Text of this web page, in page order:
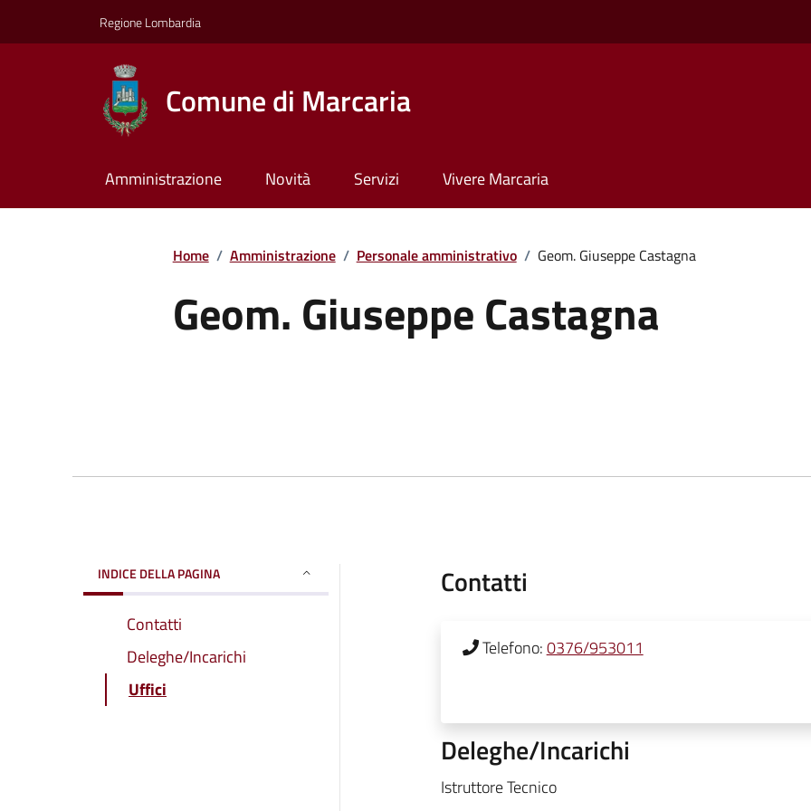
Regione Lombardia
Comune di Marcaria
Amministrazione Novità Servizi Vivere Marcaria
Home / Amministrazione / Personale amministrativo / Geom. Giuseppe Castagna
Geom. Giuseppe Castagna
INDICE DELLA PAGINA
Contatti
Deleghe/Incarichi
Uffici
Contatti
Telefono:0376/953011
Deleghe/Incarichi
Istruttore Tecnico